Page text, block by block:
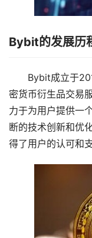
Bybit的发展历
Bybit成立于
密货币衍生品交易
力于为用户提供一
断的技术创新和优
得了用户的认可和支